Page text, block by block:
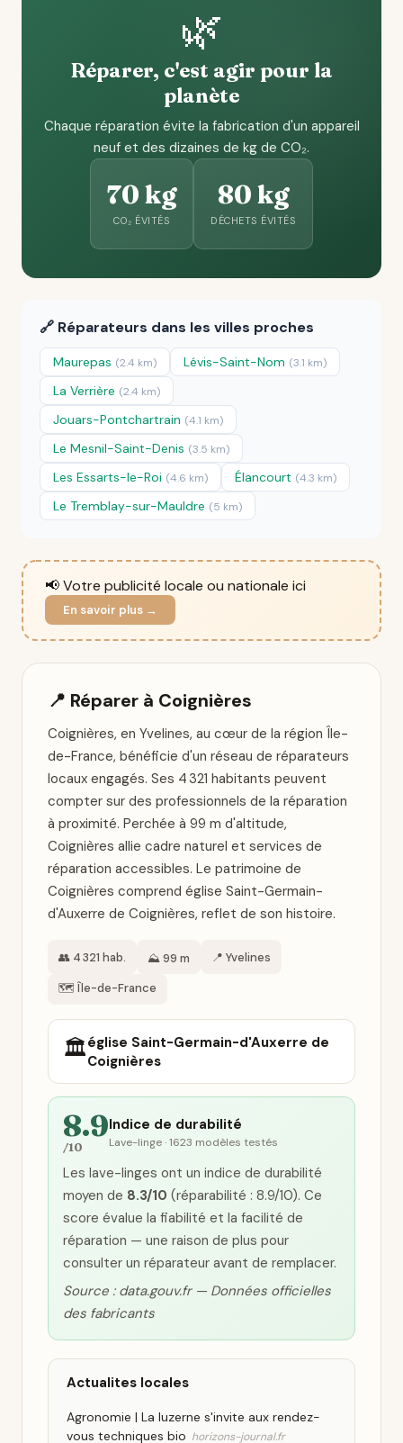
🌿
Réparer, c'est agir pour la
planète
Chaque réparation évite la fabrication d'un appareil
neuf et des dizaines de kg de CO₂.
70 kg
CO₂ ÉVITÉS
80 kg
DÉCHETS ÉVITÉS
🔗 Réparateurs dans les villes proches
Maurepas (2.4 km) Lévis-Saint-Nom (3.1 km)
La Verrière (2.4 km)
Jouars-Pontchartrain (4.1 km)
Le Mesnil-Saint-Denis (3.5 km)
Les Essarts-le-Roi (4.6 km) Élancourt (4.3 km)
Le Tremblay-sur-Mauldre (5 km)
📢 Votre publicité locale ou nationale ici
En savoir plus →
📍 Réparer à Coignières
Coignières, en Yvelines, au cœur de la région Île-
de-France, bénéficie d'un réseau de réparateurs
locaux engagés. Ses 4 321 habitants peuvent
compter sur des professionnels de la réparation
à proximité. Perchée à 99 m d'altitude,
Coignières allie cadre naturel et services de
réparation accessibles. Le patrimoine de
Coignières comprend église Saint-Germain-
d'Auxerre de Coignières, reflet de son histoire.
👥 4 321 hab. ⛰️ 99 m 📍 Yvelines
🗺️ Île-de-France
🏛️église Saint-Germain-d'Auxerre de
Coignières
8.9
/10
Indice de durabilité
Lave-linge · 1623 modèles testés
Les lave-linges ont un indice de durabilité
moyen de 8.3/10 (réparabilité : 8.9/10). Ce
score évalue la fiabilité et la facilité de
réparation — une raison de plus pour
consulter un réparateur avant de remplacer.
Source : data.gouv.fr — Données officielles
des fabricants
Actualites locales
Agronomie | La luzerne s'invite aux rendez-
vous techniques bio horizons-journal.fr